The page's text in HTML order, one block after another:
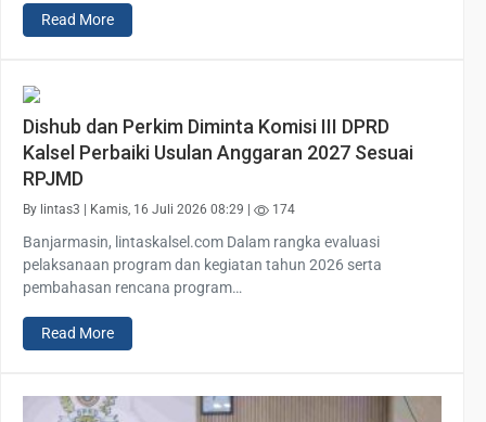
Read More
Dishub dan Perkim Diminta Komisi III DPRD
Kalsel Perbaiki Usulan Anggaran 2027 Sesuai
RPJMD
By lintas3 | Kamis, 16 Juli 2026 08:29 | 174
Banjarmasin, lintaskalsel.com Dalam rangka evaluasi
pelaksanaan program dan kegiatan tahun 2026 serta
pembahasan rencana program…
Read More